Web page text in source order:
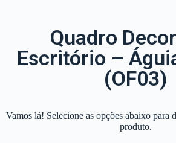
Quadro
Escritório –
(OF03)
Vamos lá! Selecione as opções abaixo para
produto.